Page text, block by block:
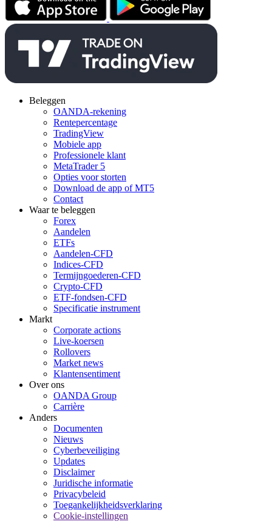
Beleggen
OANDA-rekening
Rentepercentage
TradingView
Mobiele app
Professionele klant
MetaTrader 5
Opties voor storten
Download de app of MT5
Contact
Waar te beleggen
Forex
Aandelen
ETFs
Aandelen-CFD
Indices-CFD
Termijngoederen-CFD
Crypto-CFD
ETF-fondsen-CFD
Specificatie instrument
Markt
Corporate actions
Live-koersen
Rollovers
Market news
Klantensentiment
Over ons
OANDA Group
Carrière
Anders
Documenten
Nieuws
Cyberbeveiliging
Updates
Disclaimer
Juridische informatie
Privacybeleid
Toegankelijkheidsverklaring
Cookie-instellingen